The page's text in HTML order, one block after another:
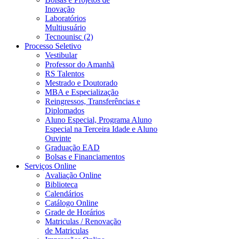
Inovação
Laboratórios
Multiusuário
Tecnounisc (2)
Processo Seletivo
Vestibular
Professor do Amanhã
RS Talentos
Mestrado e Doutorado
MBA e Especialização
Reingressos, Transferências e
Diplomados
Aluno Especial, Programa Aluno
Especial na Terceira Idade e Aluno
Ouvinte
Graduação EAD
Bolsas e Financiamentos
Serviços Online
Avaliação Online
Biblioteca
Calendários
Catálogo Online
Grade de Horários
Matriculas / Renovação
de Matriculas